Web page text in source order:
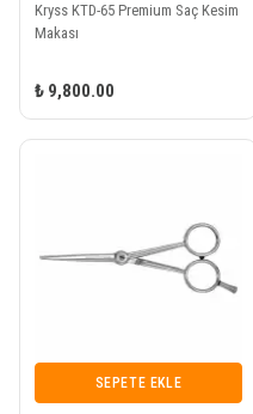
Kryss KTD-65 Premium Saç Kesim
Makası
₺ 9,800.00
SEPETE EKLE